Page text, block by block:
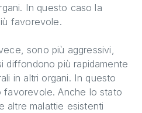
In questo caso la
favorevole.
sono più aggressivi,
diffondono più rapidamente
in altri organi. In questo
favorevole. Anche lo stato
altre malattie esistenti